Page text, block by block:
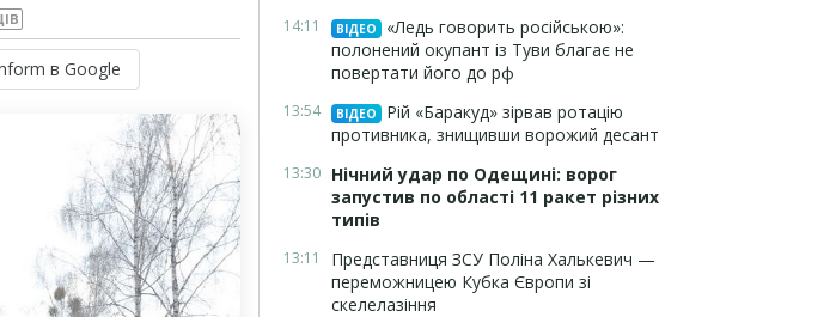
в Google
14:11 ВІДЕО
«Ледь говорить російською»:
полонений окупант із Туви благає не
повертати його до рф
13:54 ВІДЕО
Рій «Баракуд» зірвав ротацію
противника, знищивши ворожий десант
13:30 Нічний удар по Одещині: ворог
запустив по області 11 ракет різних
типів
13:11
Представниця ЗСУ Поліна Халькевич —
переможницею Кубка Європи зі
скелелазіння